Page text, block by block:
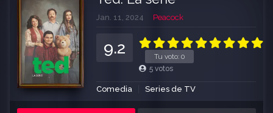
Jan. 11, 2024 Peacock
Tu voto: 0
9.2
5 votos
Comedia Series de TV